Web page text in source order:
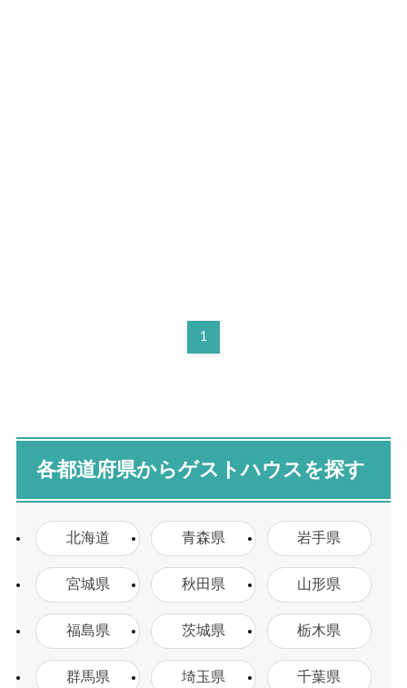
1
各都道府県からゲストハウスを探す
北海道 青森県 岩手県
宮城県 秋田県 山形県
福島県 茨城県 栃木県
群馬県 埼玉県 千葉県